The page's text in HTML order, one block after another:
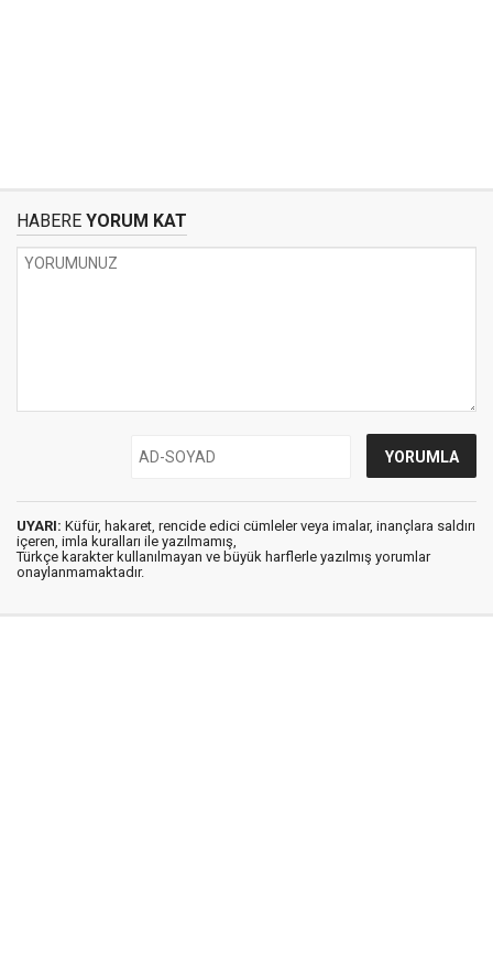
HABERE YORUM KAT
UYARI: Küfür, hakaret, rencide edici cümleler veya imalar, inançlara saldırı
içeren, imla kuralları ile yazılmamış,
Türkçe karakter kullanılmayan ve büyük harflerle yazılmış yorumlar
onaylanmamaktadır.